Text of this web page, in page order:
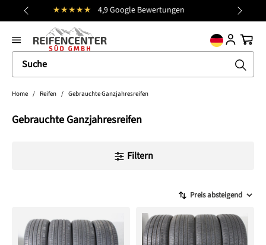
springen Kostenloser Versand (DE)
general.prev
Home / Reifen / Gebrauchte Ganzjahresreifen
Gebrauchte Ganzjahresreifen
Filtern